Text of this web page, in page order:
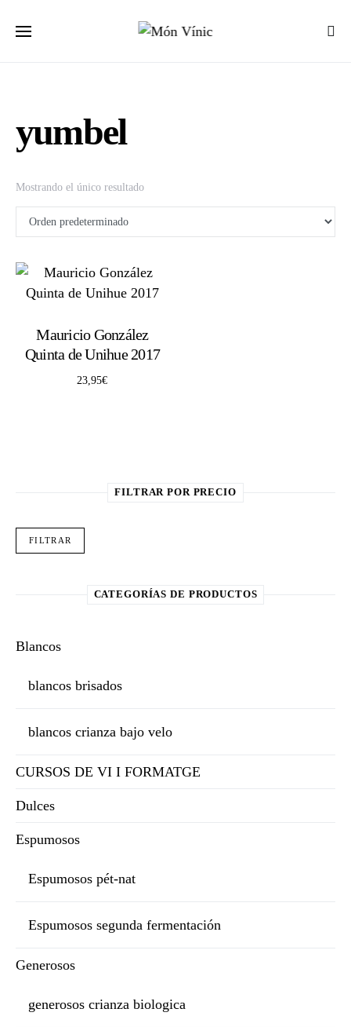
yumbel
Mostrando el único resultado
Mauricio González
Quinta de Unihue 2017
23,95€
FILTRAR POR PRECIO
FILTRAR
CATEGORÍAS DE PRODUCTOS
Blancos
blancos brisados
blancos crianza bajo velo
CURSOS DE VI I FORMATGE
Dulces
Espumosos
Espumosos pét-nat
Espumosos segunda fermentación
Generosos
generosos crianza biologica